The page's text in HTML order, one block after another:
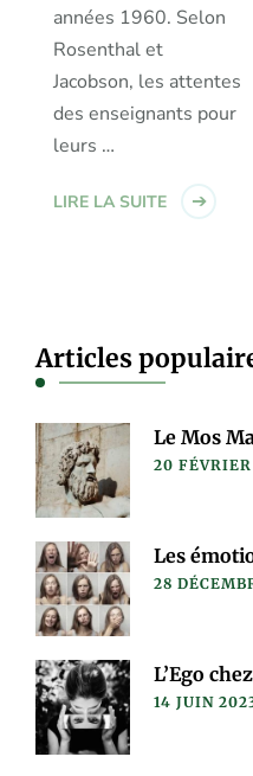
années 1960. Selon
Rosenthal et
Jacobson, les attentes
des enseignants pour
leurs …
LIRE LA SUITE
Articles
Le Mos
20
Les
28
L’Ego
14 JUIN